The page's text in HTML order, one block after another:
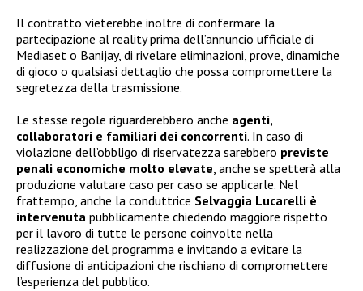
Il contratto vieterebbe inoltre di confermare la
partecipazione al reality prima dell’annuncio ufficiale di
Mediaset o Banijay, di rivelare eliminazioni, prove, dinamiche
di gioco o qualsiasi dettaglio che possa compromettere la
segretezza della trasmissione.
Le stesse regole riguarderebbero anche agenti,
collaboratori e familiari dei concorrenti. In caso di
violazione dell’obbligo di riservatezza sarebbero previste
penali economiche molto elevate, anche se spetterà alla
produzione valutare caso per caso se applicarle. Nel
frattempo, anche la conduttrice Selvaggia Lucarelli è
intervenuta pubblicamente chiedendo maggiore rispetto
per il lavoro di tutte le persone coinvolte nella
realizzazione del programma e invitando a evitare la
diffusione di anticipazioni che rischiano di compromettere
l’esperienza del pubblico.